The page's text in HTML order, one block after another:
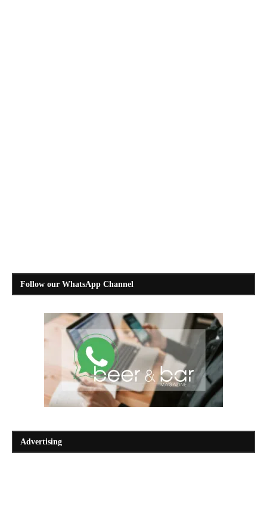
Follow our WhatsApp Channel
Advertising